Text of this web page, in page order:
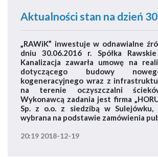
Aktualności stan na dzień
„RAWiK” inwestuje w odnawialne
dniu 30.06.2016 r. Spółka
Kanalizacja zawarła umowę na
dotyczącego budowy
kogeneracyjnego wraz z
na terenie oczyszczalni
Wykonawcą zadania jest firma
Sp. z o.o. z siedzibą w Sulejówku,
wybrana na podstawie zamówienia
20:19 2018-12-19